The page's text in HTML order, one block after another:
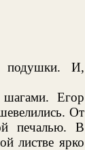
подушки. И,
Егор
От
печалью. В
листве ярко